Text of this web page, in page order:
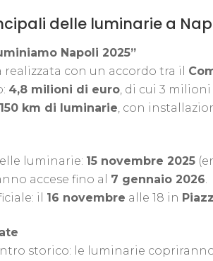
delle luminarie a
Napoli 2025”
realizzata con un accordo tra il
4,8 milioni di euro , di cui 3
km di luminarie , con
luminarie: 15 novembre 2025
accese fino al 7 gennaio 2026
il 16 novembre alle 18 in
storico: le luminarie